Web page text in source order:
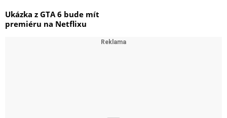
Ukázka z GTA 6 bude mít
premiéru na Netflixu